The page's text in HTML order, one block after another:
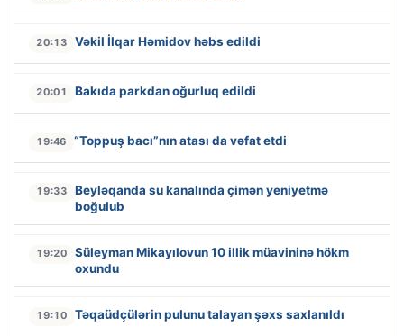
20:13 Vəkil İlqar Həmidov həbs edildi
20:01 Bakıda parkdan oğurluq edildi
19:46 “Toppuş bacı”nın atası da vəfat etdi
19:33
Beyləqanda su kanalında çimən yeniyetmə
boğulub
19:20
Süleyman Mikayılovun 10 illik müavininə hökm
oxundu
19:10 Təqaüdçülərin pulunu talayan şəxs saxlanıldı